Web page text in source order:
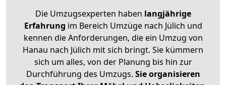
Die Umzugsexperten haben langjährige
Erfahrung im Bereich Umzüge nach Jülich und
kennen die Anforderungen, die ein Umzug von
Hanau nach Jülich mit sich bringt. Sie kümmern
sich um alles, von der Planung bis hin zur
Durchführung des Umzugs. Sie organisieren